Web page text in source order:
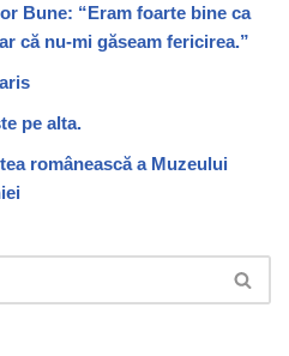
Bune: “Eram foarte bine ca
că nu-mi găseam fericirea.”
pe alta.
românească a Muzeului